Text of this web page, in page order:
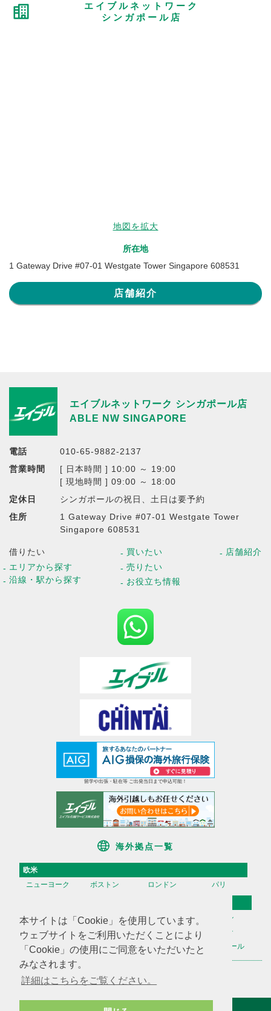
本サイトは「Cookie」を使用しています。
ウェブサイトをご利用いただくことにより
「Cookie」の使用にご同意をいただいたと
みなされます。
詳細はこちらをご覧ください。
エイブルネットワーク
シンガポール店
地図を拡大
所在地
1 Gateway Drive #07-01 Westgate Tower Singapore 608531
店舗紹介
エイブルネットワーク シンガポール店
ABLE NW SINGAPORE
電話
010-65-9882-2137
営業時間
[ 日本時間 ] 10:00 ～ 19:00
[ 現地時間 ] 09:00 ～ 18:00
定休日
シンガポールの祝日、土日は要予約
住所
1 Gateway Drive #07-01 Westgate Tower
Singapore 608531
借りたい
エリアから探す
沿線・駅から探す
買いたい
売りたい
お役立ち情報
店舗紹介
留学や出張・駐在等 ご出発当日まで申込可能！
海外拠点一覧
欧米
ニューヨーク
ボストン ロンドン パリ
香港
台湾 高雄
ソウル
天津
上海 蘇州
深セン
広州
ハノイ マニラ シンガポール
海外不動産投資情報 海外CHINTAI